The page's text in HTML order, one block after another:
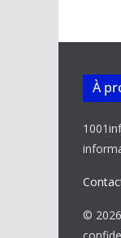
À
© 2026